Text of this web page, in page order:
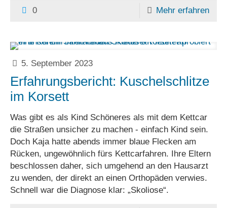
0 Mehr erfahren
5. September 2023
Erfahrungsbericht: Kuschelschlitze
im Korsett
Was gibt es als Kind Schöneres als mit dem Kettcar
die Straßen unsicher zu machen - einfach Kind sein.
Doch Kaja hatte abends immer blaue Flecken am
Rücken, ungewöhnlich fürs Kettcarfahren. Ihre Eltern
beschlossen daher, sich umgehend an den Hausarzt
zu wenden, der direkt an einen Orthopäden verwies.
Schnell war die Diagnose klar: „Skoliose“.